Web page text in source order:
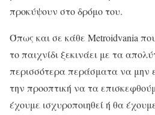
προκύψουν στο δρόμο του.
Όπως και σε κάθε Metroidvania
το παιχνίδι ξεκινάει με τα
περισσότερα περάσματα να μην
την προοπτική να τα
έχουμε ισχυροποιηθεί ή θα